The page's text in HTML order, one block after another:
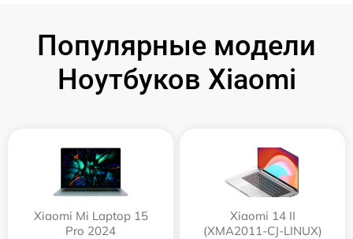
Популярные модели
Ноутбуков Xiaomi
Xiaomi Mi Laptop 15
Pro 2024
Xiaomi 14 II
(XMA2011-CJ-LINUX)